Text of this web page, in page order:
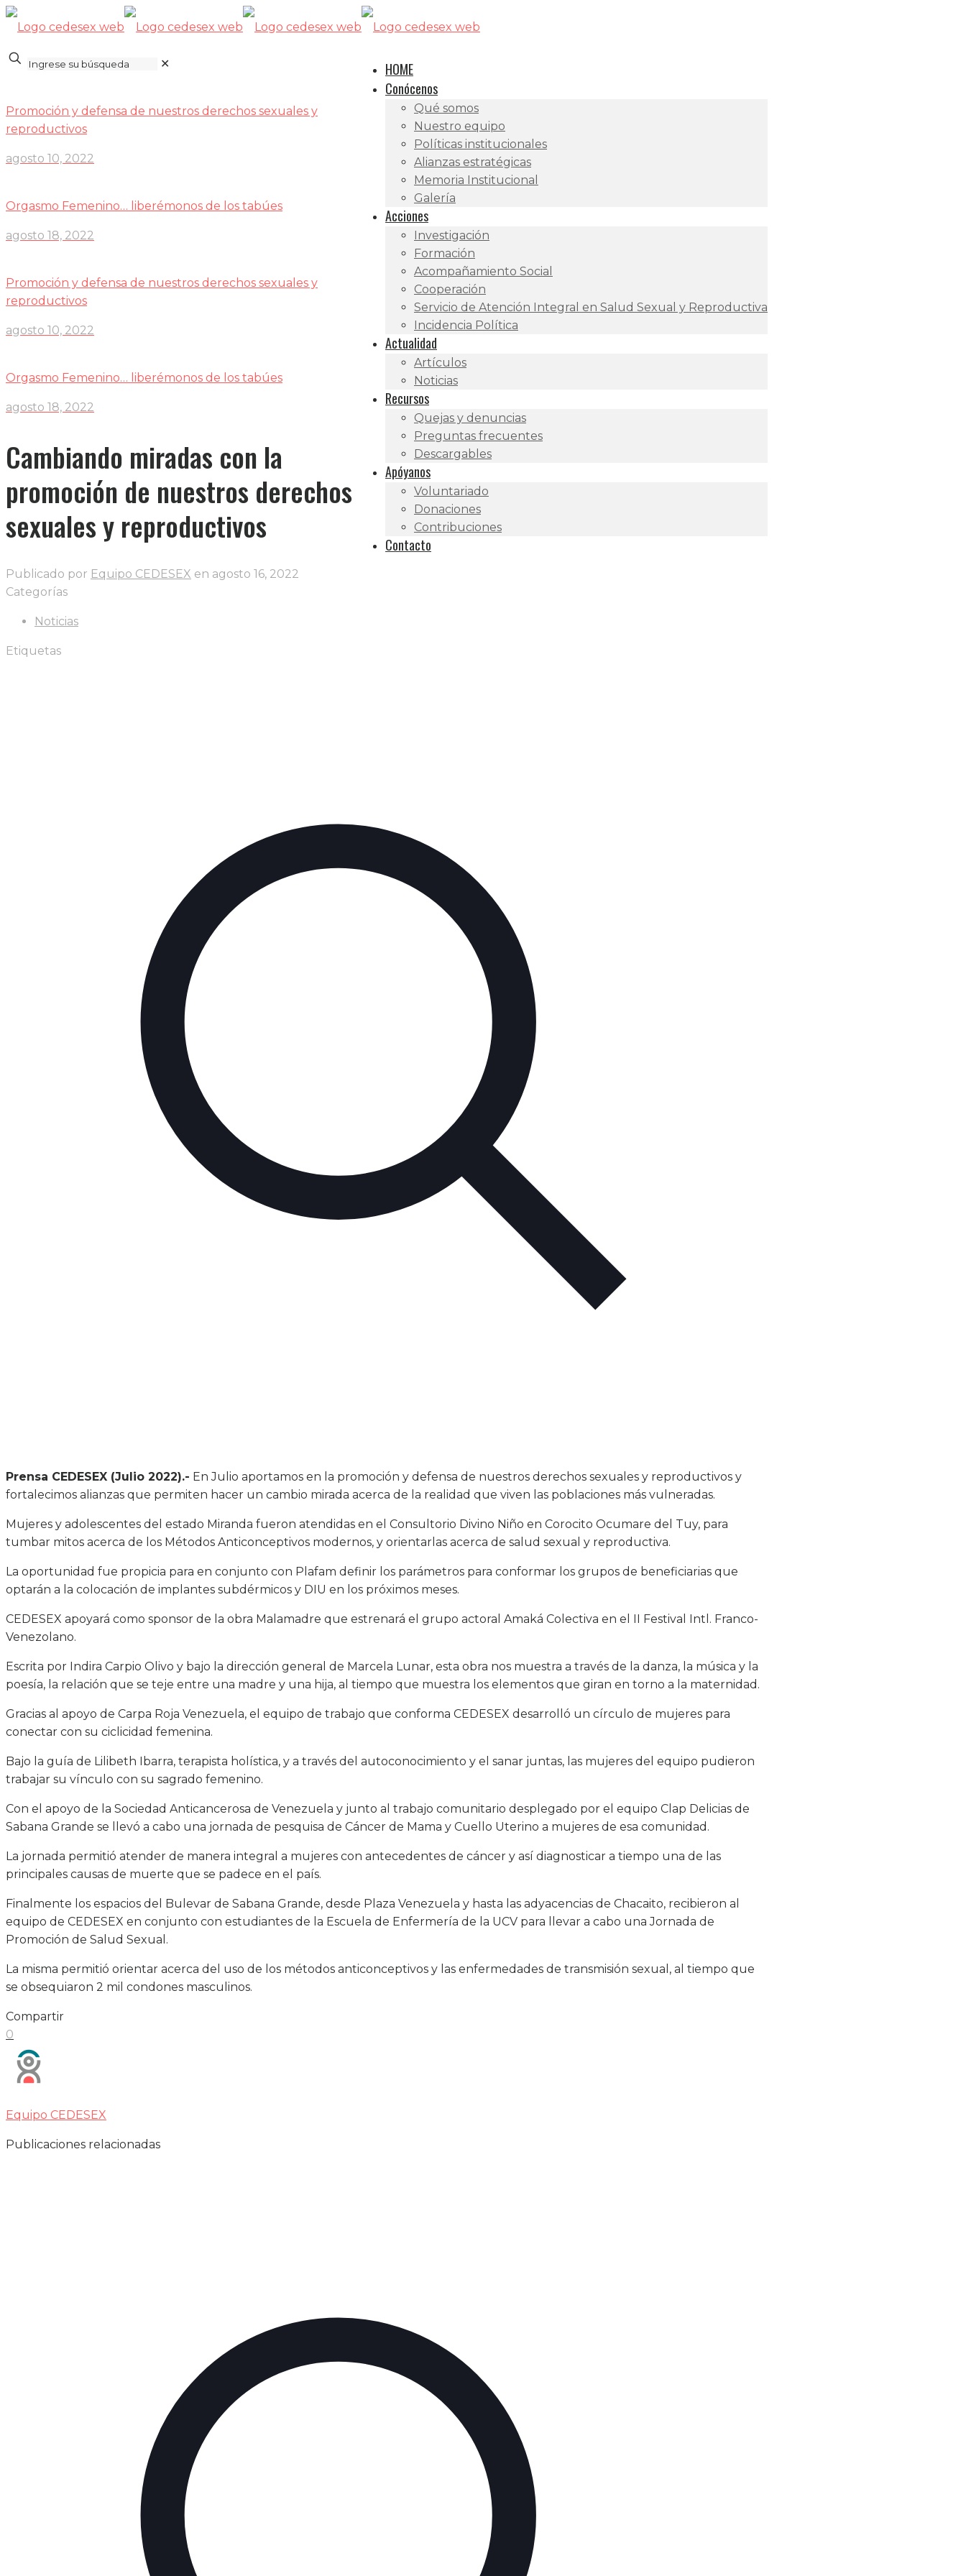
HOME
Conócenos
Qué somos
Nuestro equipo
Políticas institucionales
Alianzas estratégicas
Memoria Institucional
Galería
Acciones
Investigación
Formación
Acompañamiento Social
Cooperación
Servicio de Atención Integral en Salud Sexual y Reproductiva
Incidencia Política
Actualidad
Artículos
Noticias
Recursos
Quejas y denuncias
Preguntas frecuentes
Descargables
Apóyanos
Voluntariado
Donaciones
Contribuciones
Contacto
✕
Promoción y defensa de nuestros derechos sexuales y
reproductivos
agosto 10, 2022
Orgasmo Femenino… liberémonos de los tabúes
agosto 18, 2022
Promoción y defensa de nuestros derechos sexuales y
reproductivos
agosto 10, 2022
Orgasmo Femenino… liberémonos de los tabúes
agosto 18, 2022
Cambiando miradas con la
promoción de nuestros derechos
sexuales y reproductivos
Publicado por Equipo CEDESEX en agosto 16, 2022
Categorías
Noticias
Etiquetas
Prensa CEDESEX (Julio 2022).- En Julio aportamos en la promoción y defensa de nuestros derechos sexuales y reproductivos y
fortalecimos alianzas que permiten hacer un cambio mirada acerca de la realidad que viven las poblaciones más vulneradas.
Mujeres y adolescentes del estado Miranda fueron atendidas en el Consultorio Divino Niño en Corocito Ocumare del Tuy, para
tumbar mitos acerca de los Métodos Anticonceptivos modernos, y orientarlas acerca de salud sexual y reproductiva.
La oportunidad fue propicia para en conjunto con Plafam definir los parámetros para conformar los grupos de beneficiarias que
optarán a la colocación de implantes subdérmicos y DIU en los próximos meses.
CEDESEX apoyará como sponsor de la obra Malamadre que estrenará el grupo actoral Amaká Colectiva en el II Festival Intl. Franco-
Venezolano.
Escrita por Indira Carpio Olivo y bajo la dirección general de Marcela Lunar, esta obra nos muestra a través de la danza, la música y la
poesía, la relación que se teje entre una madre y una hija, al tiempo que muestra los elementos que giran en torno a la maternidad.
Gracias al apoyo de Carpa Roja Venezuela, el equipo de trabajo que conforma CEDESEX desarrolló un círculo de mujeres para
conectar con su ciclicidad femenina.
Bajo la guía de Lilibeth Ibarra, terapista holística, y a través del autoconocimiento y el sanar juntas, las mujeres del equipo pudieron
trabajar su vínculo con su sagrado femenino.
Con el apoyo de la Sociedad Anticancerosa de Venezuela y junto al trabajo comunitario desplegado por el equipo Clap Delicias de
Sabana Grande se llevó a cabo una jornada de pesquisa de Cáncer de Mama y Cuello Uterino a mujeres de esa comunidad.
La jornada permitió atender de manera integral a mujeres con antecedentes de cáncer y así diagnosticar a tiempo una de las
principales causas de muerte que se padece en el país.
Finalmente los espacios del Bulevar de Sabana Grande, desde Plaza Venezuela y hasta las adyacencias de Chacaito, recibieron al
equipo de CEDESEX en conjunto con estudiantes de la Escuela de Enfermería de la UCV para llevar a cabo una Jornada de
Promoción de Salud Sexual.
La misma permitió orientar acerca del uso de los métodos anticonceptivos y las enfermedades de transmisión sexual, al tiempo que
se obsequiaron 2 mil condones masculinos.
Compartir
0
Equipo CEDESEX
Publicaciones relacionadas